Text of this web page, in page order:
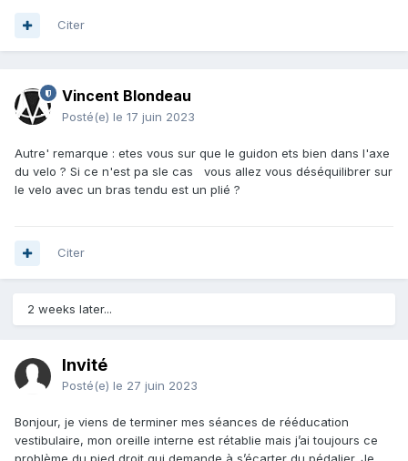
Citer
Vincent Blondeau
Posté(e) le 17 juin 2023
Autre' remarque : etes vous sur que le guidon ets bien dans l'axe
du velo ? Si ce n'est pa sle cas vous allez vous déséquilibrer sur
le velo avec un bras tendu est un plié ?
Citer
2 weeks later...
Invité
Posté(e) le 27 juin 2023
Bonjour, je viens de terminer mes séances de rééducation
vestibulaire, mon oreille interne est rétablie mais j’ai toujours ce